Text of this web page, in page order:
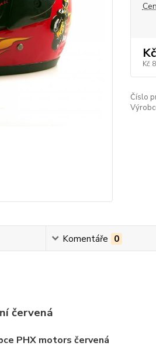
Kč
Číslo
Komentáře 0
červená
PHX motors červená